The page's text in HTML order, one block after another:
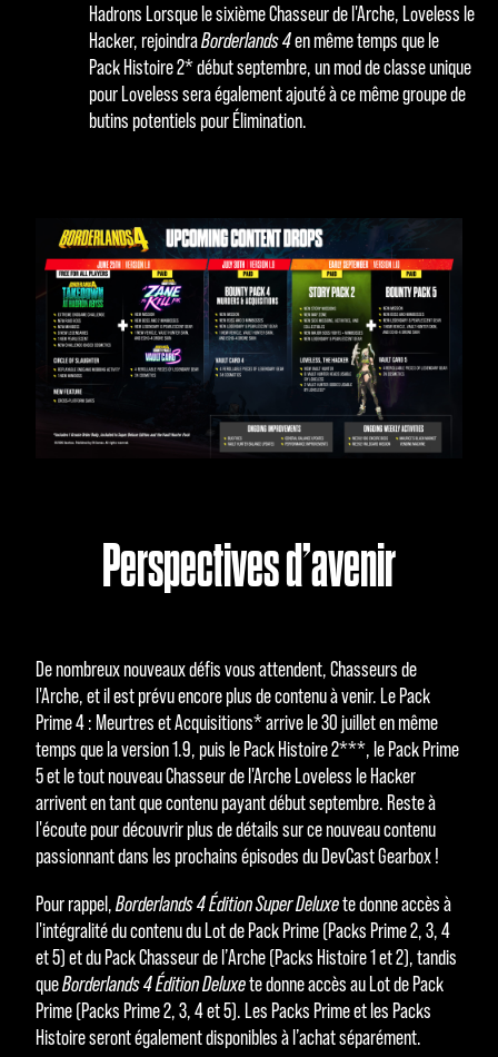
Hadrons Lorsque le sixième Chasseur de l'Arche, Loveless le
Hacker, rejoindraBorderlands 4en même temps que le
Pack Histoire 2* début septembre, un mod de classe unique
pour Loveless sera également ajouté à ce même groupe de
butins potentiels pour Élimination.
Perspectives d’avenir
De nombreux nouveaux défis vous attendent, Chasseurs de
l'Arche, et il est prévu encore plus de contenu à venir. Le Pack
Prime 4 : Meurtres et Acquisitions* arrive le 30 juillet en même
temps que la version 1.9, puis le Pack Histoire 2***, le Pack Prime
5 et le tout nouveau Chasseur de l'Arche Loveless le Hacker
arrivent en tant que contenu payant début septembre. Reste à
l'écoute pour découvrir plus de détails sur ce nouveau contenu
passionnant dans les prochains épisodes du DevCast Gearbox !
Pour rappel,Borderlands 4 Édition Super Deluxete donne accès à
l'intégralité du contenu du Lot de Pack Prime (Packs Prime 2, 3, 4
et 5) et du Pack Chasseur de l’Arche (Packs Histoire 1 et 2), tandis
queBorderlands 4 Édition Deluxete donne accès au Lot de Pack
Prime (Packs Prime 2, 3, 4 et 5). Les Packs Prime et les Packs
Histoire seront également disponibles à l’achat séparément.